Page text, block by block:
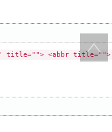
title=""> <abbr title="">